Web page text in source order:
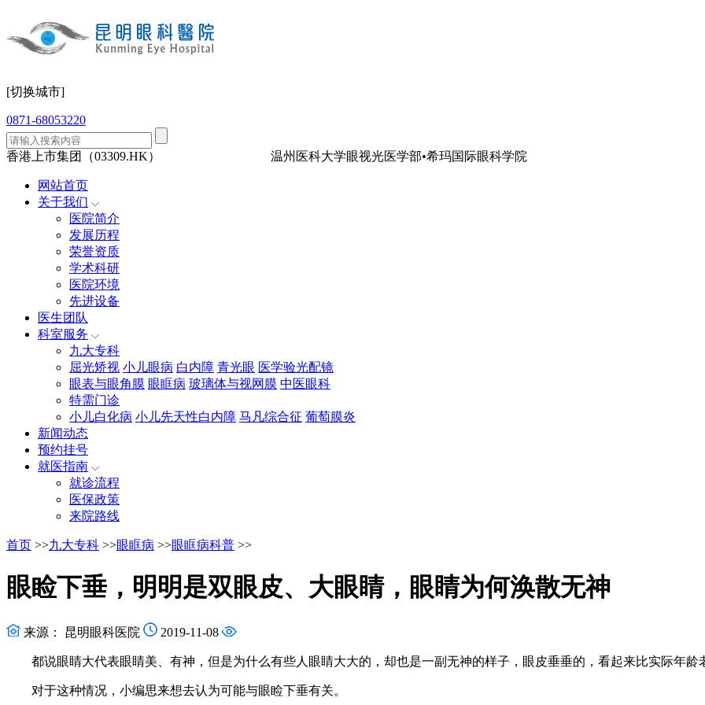
[切换城市]
0871-68053220
香港上市集团（03309.HK） 温州医科大学眼视光医学部•希玛国际眼科学院
网站首页
关于我们
医院简介
发展历程
荣誉资质
学术科研
医院环境
先进设备
医生团队
科室服务
九大专科
屈光矫视 小儿眼病 白内障 青光眼 医学验光配镜
眼表与眼角膜 眼眶病 玻璃体与视网膜 中医眼科
特需门诊
小儿白化病 小儿先天性白内障 马凡综合征 葡萄膜炎
新闻动态
预约挂号
就医指南
就诊流程
医保政策
来院路线
首页 >>九大专科 >>眼眶病 >>眼眶病科普 >>
眼睑下垂，明明是双眼皮、大眼睛，眼睛为何涣散无神
来源： 昆明眼科医院 2019-11-08
都说眼睛大代表眼睛美、有神，但是为什么有些人眼睛大大的，却也是一副无神的样子，眼皮垂垂的，看起来比实际年龄
对于这种情况，小编思来想去认为可能与眼睑下垂有关。